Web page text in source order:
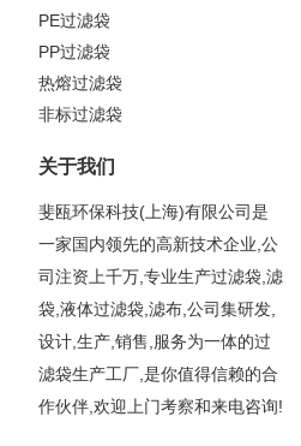
PE过滤袋
PP过滤袋
热熔过滤袋
非标过滤袋
关于我们
斐瓯环保科技(上海)有限公司是
一家国内领先的高新技术企业,公
司注资上千万,专业生产过滤袋,滤
袋,液体过滤袋,滤布,公司集研发,
设计,生产,销售,服务为一体的过
滤袋生产工厂,是你值得信赖的合
作伙伴,欢迎上门考察和来电咨询!